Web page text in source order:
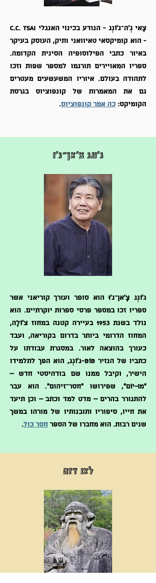
צָאי גְ'ה־ג'וֹנְג - הנודע בכינוי האנגלי C.C. Tsai
- הוא קומיקסאי טאיוואני ותיק, העוסק בעיקר
באיור כתבי הפילוסופיה הסינית הקדומה.
ספריו המאויירים תורגמו למספר שפות וזכו
לתהודה בעולם. איוריו המשעשעים מעטרים
גם את המאמרות של קונפוציוס בגרסת
הקומיקס: כה אמר קונפוציוס.
ג'ונג צ'אן־ג'ו
ג'וֹנְג צָ'אן־ג'וּ הוא סופר ועורך קוריאני אשר
ספריו זכו במספר פרסי ספרות יוקרתיים. הוא
נולד בשנת 1953 בעיירה קטנה במחוז צ'וֹלָה,
המחוז הדרומי ביותר בדרום בקוריאה, ועבד
כעורך בהוצאה לאור. במסגרת עבודתו על
כתביו של הנזיר פּוֹפּ-ג'וֹנְג, הוא הפך לתלמידו
הישיר, וקיבל ממנו שם בודהיסטי חדש –
"מוּ-יוֹם", שפירושו "חסר־זיהום". הוא עבר
להתגורר בהרים – מדט למד וכתב – וכן תיעד
את חייו, סיפוריו ותובנותיו של מורהו במשך
שנים רבות. הוא מחברו של הספר חסר כול.
לאו דזה